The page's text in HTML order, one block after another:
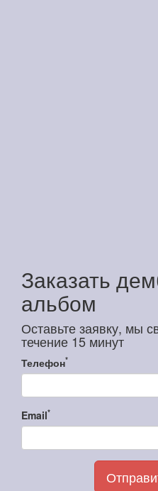
Заказать
альбом
Оставьте заявку, мы
течение 15 минут
Телефон*
Email*